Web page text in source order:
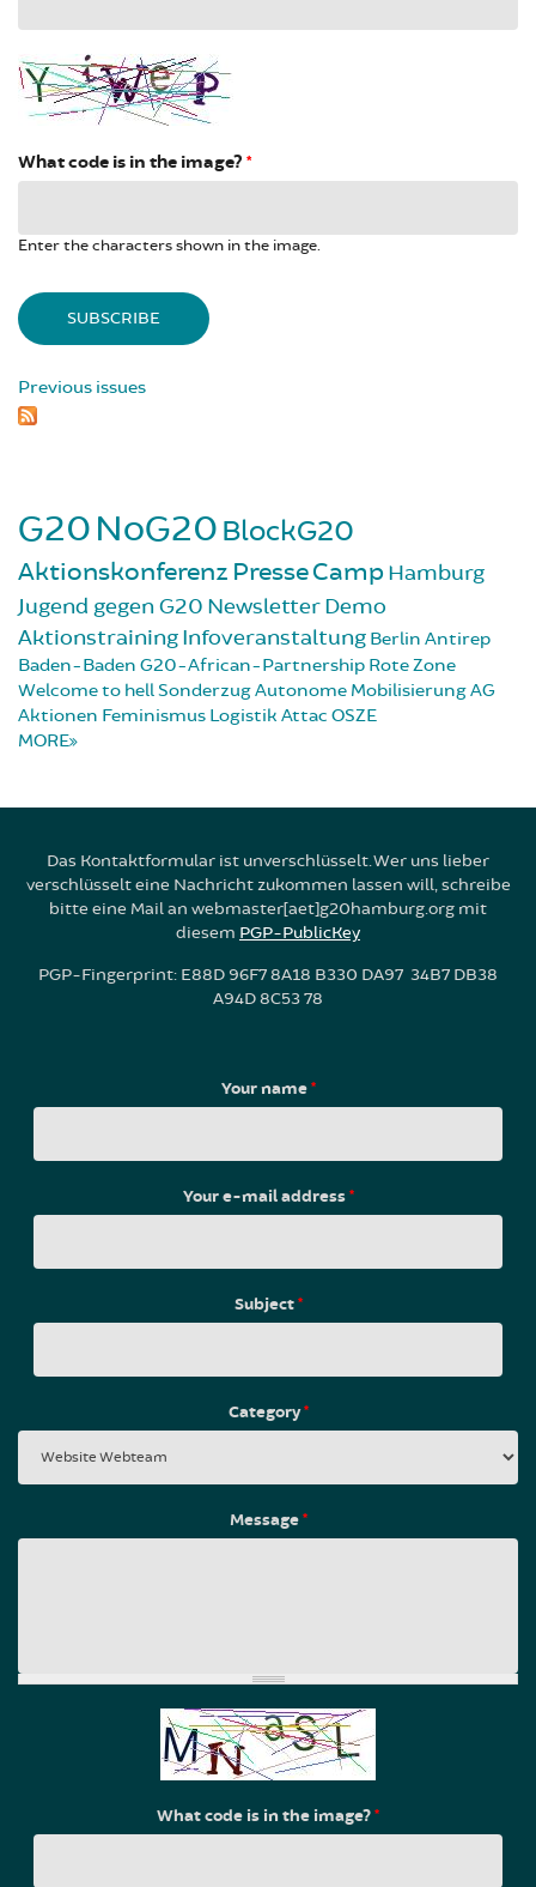
What code is in the image? *
Enter the characters shown in the image.
Previous issues
G20NoG20 BlockG20
Aktionskonferenz PresseCampHamburg
Jugend gegen G20 NewsletterDemo
AktionstrainingInfoveranstaltung Berlin Antirep
Baden-Baden G20-African-Partnership Rote Zone
Welcome to hellSonderzugAutonome MobilisierungAG
Aktionen Feminismus Logistik Attac OSZE
MORE
Das Kontaktformular ist unverschlüsselt. Wer uns lieber
verschlüsselt eine Nachricht zukommen lassen will, schreibe
bitte eine Mail an webmaster[aet]g20hamburg.org mit
diesem PGP-PublicKey
PGP-Fingerprint: E88D 96F7 8A18 B330 DA97 34B7 DB38
A94D 8C53 78
Your name*
Your e-mail address*
Subject*
Category*
Message*
What code is in the image?*